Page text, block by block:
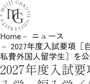
ニュース
入試制度・日程
Home
ニュース
2027年度入試要項［
私費外国人留学生］を
2027年度入試